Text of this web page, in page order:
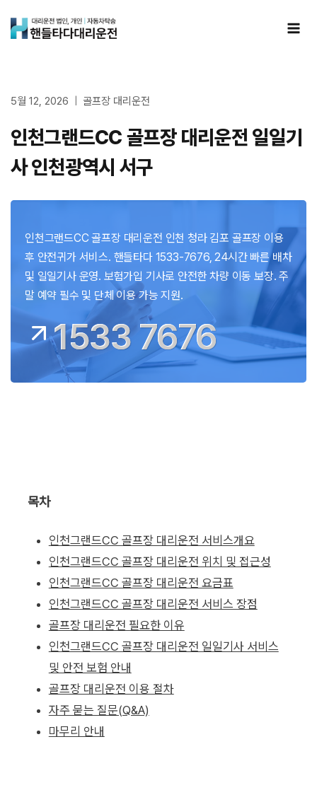
5월 12, 2026 골프장 대리운전
인천그랜드CC 골프장 대리운전 일일기
사 인천광역시 서구
인천그랜드CC 골프장 대리운전 인천 청라 김포 골프장 이용
후 안전귀가 서비스. 핸들타다 1533-7676, 24시간 빠른 배차
및 일일기사 운영. 보험가입 기사로 안전한 차량 이동 보장. 주
말 예약 필수 및 단체 이용 가능 지원.
1533 7676
목차
인천그랜드CC 골프장 대리운전 서비스개요
인천그랜드CC 골프장 대리운전 위치 및 접근성
인천그랜드CC 골프장 대리운전 요금표
인천그랜드CC 골프장 대리운전 서비스 장점
골프장 대리운전 필요한 이유
인천그랜드CC 골프장 대리운전 일일기사 서비스
및 안전 보험 안내
골프장 대리운전 이용 절차
자주 묻는 질문(Q&A)
마무리 안내